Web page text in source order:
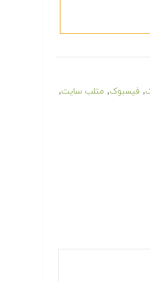
, فیسبوک, متلب سایت,